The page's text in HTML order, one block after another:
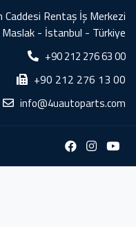
Caddesi Rentaş İş Merkezi
- İstanbul - Türkiye
+90 212 276 63 00
+90 212 276 13 00
info@4uautoparts.com